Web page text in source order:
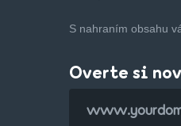
S nahraním obsahu
Overte si